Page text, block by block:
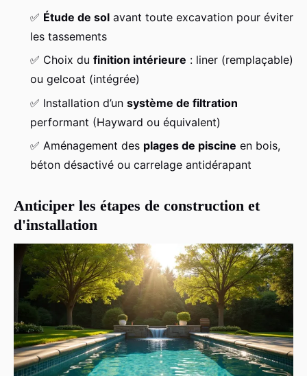
✅ Étude de sol avant toute excavation pour éviter
les tassements
✅ Choix du finition intérieure : liner (remplaçable)
ou gelcoat (intégrée)
✅ Installation d’un système de filtration
performant (Hayward ou équivalent)
✅ Aménagement des plages de piscine en bois,
béton désactivé ou carrelage antidérapant
Anticiper les étapes de construction et
d'installation